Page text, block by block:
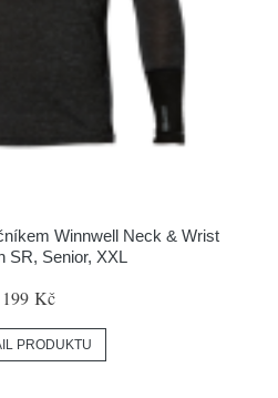
Winnwell Neck & Wrist
SR, Senior, XXL
Kč
PRODUKTU